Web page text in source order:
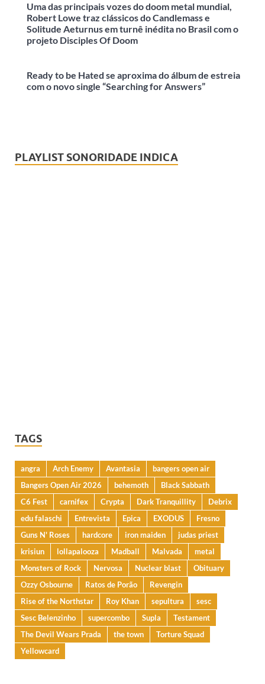
Uma das principais vozes do doom metal mundial,
Robert Lowe traz clássicos do Candlemass e
Solitude Aeturnus em turnê inédita no Brasil com o
projeto Disciples Of Doom
Ready to be Hated se aproxima do álbum de estreia
com o novo single “Searching for Answers”
PLAYLIST SONORIDADE INDICA
TAGS
angra Arch Enemy Avantasia
bangers open air
Bangers Open Air 2026
behemoth
Black Sabbath
C6 Fest
carnifex Crypta Dark Tranquillity
Debrix
edu falaschi
Entrevista Epica EXODUS
Fresno
Guns N' Roses
hardcore iron maiden
judas priest
krisiun
lollapalooza Madball Malvada
metal
Monsters of Rock
Nervosa Nuclear blast
Obituary
Ozzy Osbourne
Ratos de Porão
Revengin
Rise of the Northstar
Roy Khan sepultura
sesc
Sesc Belenzinho
supercombo Supla
Testament
The Devil Wears Prada
the town
Torture Squad
Yellowcard